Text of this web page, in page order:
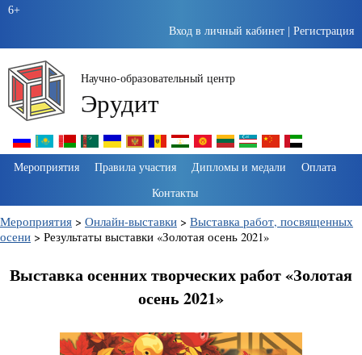
6+
Вход в личный кабинет
Регистрация
Научно-образовательный центр
Эрудит
Пропустить
навигацию
Мероприятия Правила участия Дипломы и медали
Оплата
Контакты
Мероприятия > Онлайн-выставки > Выставка работ, посвященных
осени > Результаты выставки «Золотая осень 2021»
Выставка осенних творческих работ «Золотая
осень 2021»